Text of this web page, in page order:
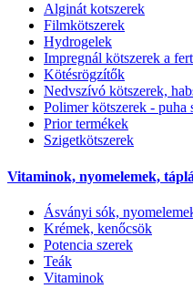
Alginát kotszerek
Filmkötszerek
Hydrogelek
Impregnál kötszerek a
Kötésrögzítők
Nedvszívó kötszerek,
Polimer kötszerek - puha
Prior termékek
Szigetkötszerek
Vitaminok, nyomelemek,
Ásványi sók,
Krémek, kenőcsök
Potencia szerek
Teák
Vitaminok